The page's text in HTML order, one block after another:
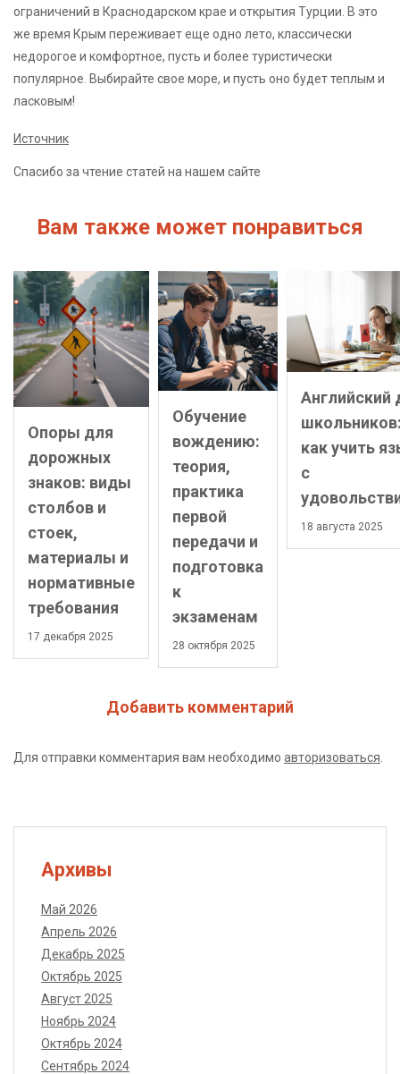
ограничений в Краснодарском крае и открытия Турции. В это
же время Крым переживает еще одно лето, классически
недорогое и комфортное, пусть и более туристически
популярное. Выбирайте свое море, и пусть оно будет теплым и
ласковым!
Источник
Спасибо за чтение статей на нашем сайте
Вам также может понравиться
Опоры для
дорожных
знаков: виды
столбов и
стоек,
материалы и
нормативные
требования
17 декабря 2025
Обучение
вождению:
теория,
практика
первой
передачи и
подготовка
к
экзаменам
28 октября 2025
Английский
как учить
с
18 августа 2025
Добавить комментарий
Для отправки комментария вам необходимо авторизоваться
Архивы
Май 2026
Апрель 2026
Декабрь 2025
Октябрь 2025
Август 2025
Ноябрь 2024
Октябрь 2024
Сентябрь 2024